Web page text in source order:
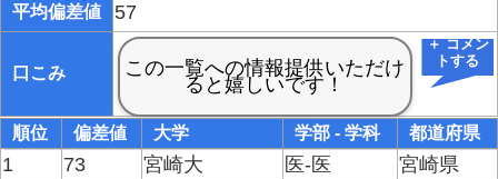
平均偏差値 57
口こみ
＋ コメン
トする
順位 偏差値 大学 学部 - 学科 都道府県
1 73 宮崎大 医-医
宮崎県